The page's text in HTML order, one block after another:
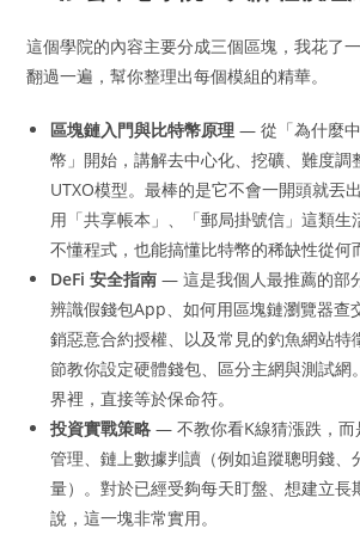
這個學院的內容主要分成三個區塊，我花了
翻過一遍，幫你整理出每個模組的精華。
區塊鏈入門與比特幣原理 — 從「為什麼
幣」開始，講解去中心化、挖礦、難度調
UTXO模型。最棒的是它不會一開頭就丟
用「共享帳本」、「郵局掛號信」這類生
不懂程式，也能搞懂比特幣的稀缺性從何
DeFi 安全指南 — 這是我個人最推薦的部
辨識假錢包App、如何用區塊鏈瀏覽器查
銷惡意合約授權、以及常見的釣魚網站特
節教你設定硬體錢包、區分主網與測試網
界裡，直接等於保命符。
投資實戰策略 — 不教你看K線猜漲跌，而
管理、鏈上數據判讀（例如追蹤聰明錢、
量）。對於已經受夠每天盯盤、想建立長
說，這一塊非常實用。